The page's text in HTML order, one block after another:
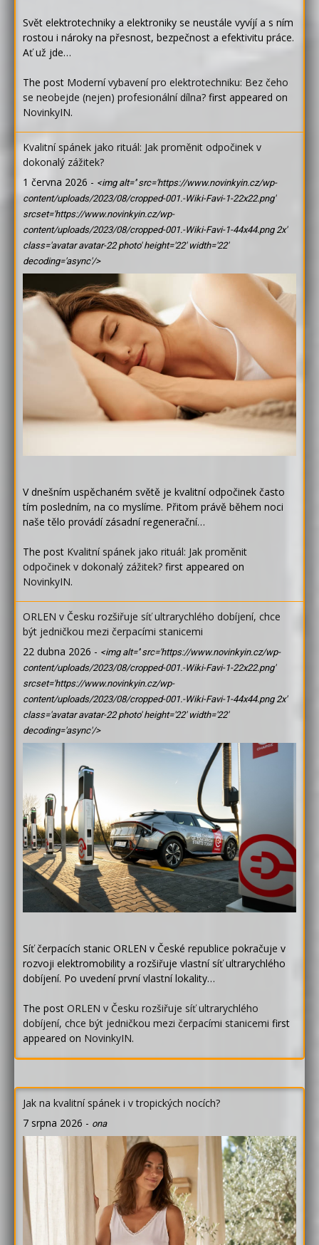
Svět elektrotechniky a elektroniky se neustále vyvíjí a s ním
rostou i nároky na přesnost, bezpečnost a efektivitu práce.
Ať už jde…
The post Moderní vybavení pro elektrotechniku: Bez čeho
se neobejde (nejen) profesionální dílna? first appeared on
NovinkyIN.
Kvalitní spánek jako rituál: Jak proměnit odpočinek v
dokonalý zážitek?
1 června 2026 - <img alt='' src='https://www.novinkyin.cz/wp-
content/uploads/2023/08/cropped-001.-Wiki-Favi-1-22x22.png'
srcset='https://www.novinkyin.cz/wp-
content/uploads/2023/08/cropped-001.-Wiki-Favi-1-44x44.png 2x'
class='avatar avatar-22 photo' height='22' width='22'
decoding='async'/>
V dnešním uspěchaném světě je kvalitní odpočinek často
tím posledním, na co myslíme. Přitom právě během noci
naše tělo provádí zásadní regenerační…
The post Kvalitní spánek jako rituál: Jak proměnit
odpočinek v dokonalý zážitek? first appeared on
NovinkyIN.
ORLEN v Česku rozšiřuje síť ultrarychlého dobíjení, chce
být jedničkou mezi čerpacími stanicemi
22 dubna 2026 - <img alt='' src='https://www.novinkyin.cz/wp-
content/uploads/2023/08/cropped-001.-Wiki-Favi-1-22x22.png'
srcset='https://www.novinkyin.cz/wp-
content/uploads/2023/08/cropped-001.-Wiki-Favi-1-44x44.png 2x'
class='avatar avatar-22 photo' height='22' width='22'
decoding='async'/>
Síť čerpacích stanic ORLEN v České republice pokračuje v
rozvoji elektromobility a rozšiřuje vlastní síť ultrarychlého
dobíjení. Po uvedení první vlastní lokality…
The post ORLEN v Česku rozšiřuje síť ultrarychlého
dobíjení, chce být jedničkou mezi čerpacími stanicemi first
appeared on NovinkyIN.
Jak na kvalitní spánek i v tropických nocích?
7 srpna 2026 - ona